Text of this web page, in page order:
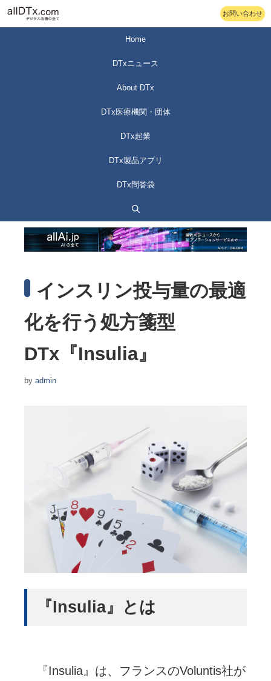
お問い合わせ
Home
DTxニュース
About DTx
DTx医療機関・団体
DTx起業
DTx製品アプリ
DTx問答袋
インスリン投与量の最適
化を行う処方箋型
DTx『Insulia』
by admin
『Insulia』とは
『Insulia』は、フランスのVoluntis社が